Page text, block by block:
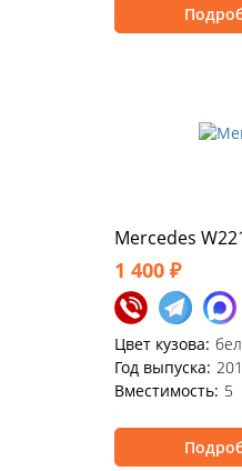
Mercedes
1 400 ₽
Цвет кузова:
Год выпуска:
Вместимость: 5